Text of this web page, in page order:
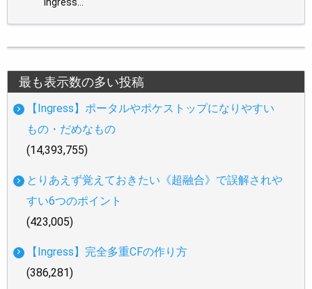
最も表示数の多い投稿
【Ingress】ポータルやポケストップになりやすい
もの・だめなもの
(14,393,755)
とりあえず覚えておきたい《超融合》で誤解されや
すい6つのポイント
(423,005)
【Ingress】完全多重CFの作り方
(386,281)